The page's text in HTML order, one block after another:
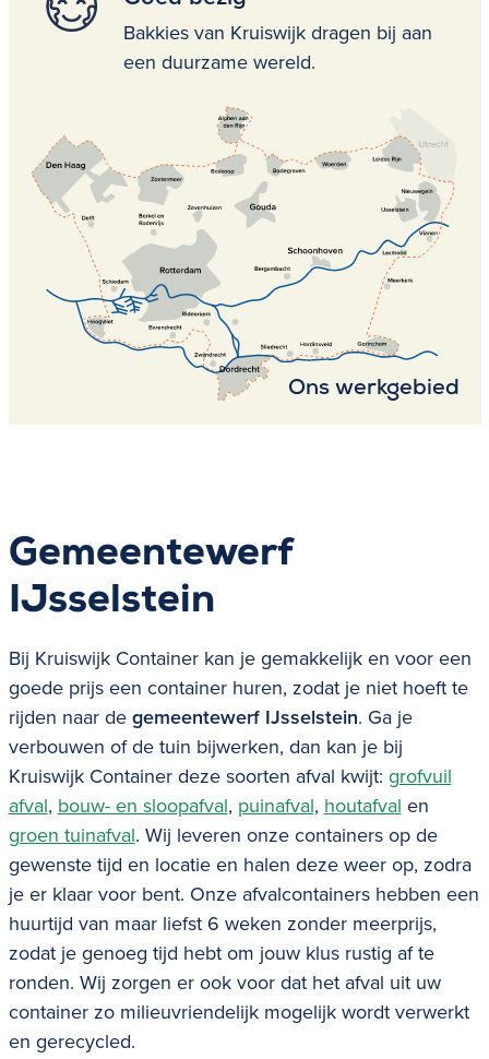
Bakkies van Kruiswijk dragen bij aan
een duurzame wereld.
Ons werkgebied
Gemeentewerf
IJsselstein
Bij Kruiswijk Container kan je gemakkelijk en voor een
goede prijs een container huren, zodat je niet hoeft te
rijden naar degemeentewerf IJsselstein. Ga je
verbouwen of de tuin bijwerken, dan kan je bij
Kruiswijk Container deze soorten afval kwijt: grofvuil
afval, bouw- en sloopafval, puinafval, houtafval en
groen tuinafval. Wij leveren onze containers op de
gewenste tijd en locatie en halen deze weer op, zodra
je er klaar voor bent. Onze afvalcontainers hebben een
huurtijd van maar liefst 6 weken zonder meerprijs,
zodat je genoeg tijd hebt om jouw klus rustig af te
ronden. Wij zorgen er ook voor dat het afval uit uw
container zo milieuvriendelijk mogelijk wordt verwerkt
en gerecycled.